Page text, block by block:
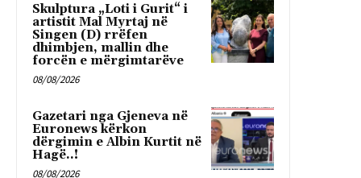
Skulptura „Loti i Gurit“ i
artistit Mal Myrtaj në
Singen (D) rrëfen
dhimbjen, mallin dhe
forcën e mërgimtarëve
08/08/2026
Gazetari nga Gjeneva në
Euronews kërkon
dërgimin e Albin Kurtit në
Hagë..!
08/08/2026